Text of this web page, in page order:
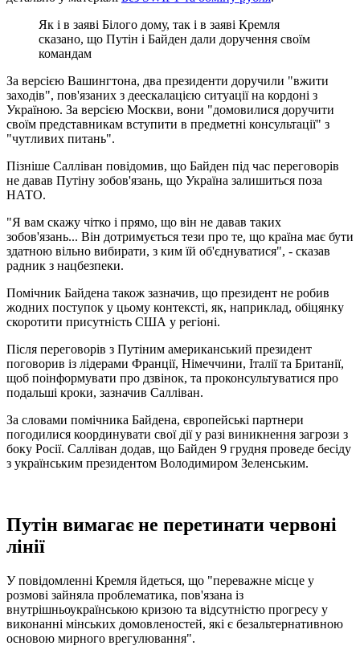
Як і в заяві Білого дому, так і в заяві Кремля
сказано, що Путін і Байден дали доручення своїм
командам
За версією Вашингтона, два президенти доручили "вжити
заходів", пов'язаних з деескалацією ситуації на кордоні з
Україною. За версією Москви, вони "домовилися доручити
своїм представникам вступити в предметні консультації" з
"чутливих питань".
Пізніше Салліван повідомив, що Байден під час переговорів
не давав Путіну зобов'язань, що Україна залишиться поза
НАТО.
"Я вам скажу чітко і прямо, що він не давав таких
зобов'язань... Він дотримується тези про те, що країна має бути
здатною вільно вибирати, з ким їй об'єднуватися", - сказав
радник з нацбезпеки.
Помічник Байдена також зазначив, що президент не робив
жодних поступок у цьому контексті, як, наприклад, обіцянку
скоротити присутність США у регіоні.
Після переговорів з Путіним американський президент
поговорив із лідерами Франції, Німеччини, Італії та Британії,
щоб поінформувати про дзвінок, та проконсультуватися про
подальші кроки, зазначив Салліван.
За словами помічника Байдена, європейські партнери
погодилися координувати свої дії у разі виникнення загрози з
боку Росії. Салліван додав, що Байден 9 грудня проведе бесіду
з українським президентом Володимиром Зеленським.
Путін вимагає не перетинати червоні
лінії
У повідомленні Кремля йдеться, що "переважне місце у
розмові зайняла проблематика, пов'язана із
внутрішньоукраїнською кризою та відсутністю прогресу у
виконанні мінських домовленостей, які є безальтернативною
основою мирного врегулювання".